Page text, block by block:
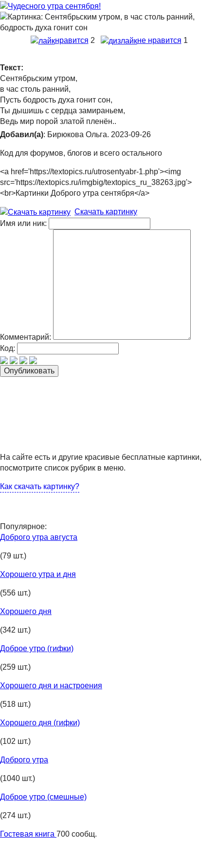
нравится 2 не нравится 1
Текст:
Сентябрьским утром,
в час столь ранний,
Пусть бодрость духа гонит сон,
Ты дышишь с сердца замираньем,
Ведь мир порой златой пленён..
Добавил(а): Бирюкова Ольга. 2023-09-26
Код для форумов, блогов и всего остального
<a href='https://textopics.ru/utrosentyabr-1.php'><img
src='https://textopics.ru/imgbig/textopics_ru_38263.jpg'>
<br>Картинки Доброго утра сентября</a>
Скачать картинку
Имя или ник:
Комментарий:
Код:
На сайте есть и другие красивые бесплатные картинки,
посмотрите список рубрик в меню.
Как скачать картинку?
Популярное:
Доброго утра августа
(79 шт.)
Хорошего утра и дня
(556 шт.)
Хорошего дня
(342 шт.)
Доброе утро (гифки)
(259 шт.)
Хорошего дня и настроения
(518 шт.)
Хорошего дня (гифки)
(102 шт.)
Доброго утра
(1040 шт.)
Доброе утро (смешные)
(274 шт.)
Гостевая книга 700 сообщ.